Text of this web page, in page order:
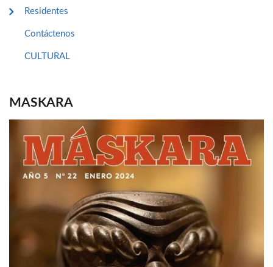
Residentes
Contáctenos
CULTURAL
MASKARA